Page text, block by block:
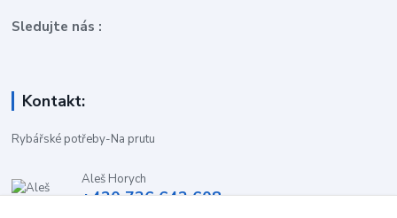
Sledujte nás :
Kontakt:
Rybářské potřeby-Na prutu
Aleš Horych
+420 736 642 608